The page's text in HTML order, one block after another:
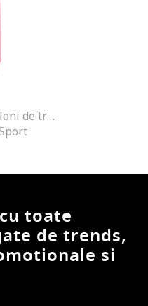
Set de bluza si pantaloni de trening cu imprimeu logo Minicat, Roz
toate
de trends,
si